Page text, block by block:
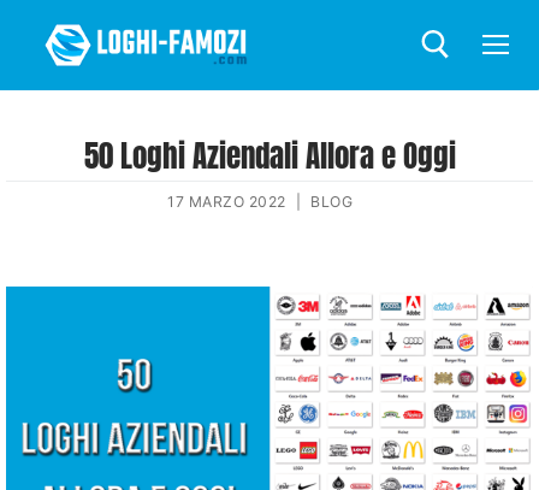
50 Loghi Aziendali Allora e Oggi
17 MARZO 2022 BLOG